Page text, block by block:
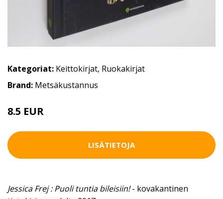
Kategoriat: Keittokirjat, Ruokakirjat
Brand: Metsäkustannus
8.5 EUR
LISÄTIETOJA
Jessica Frej : Puoli tuntia bileisiin!- kovakantinen